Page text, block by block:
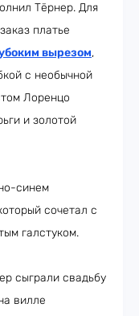
Тёрнер. Для
платье
вырезом,
с необычной
Лоренцо
и золотой
синем
сочетал с
галстуком.
сыграли свадьбу
вилле